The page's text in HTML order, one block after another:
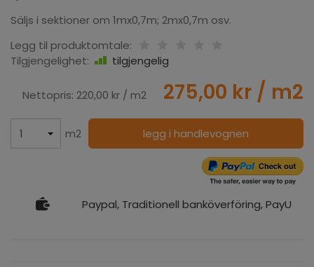
Säljs i sektioner om 1mx0,7m; 2mx0,7m osv.
Legg til produktomtale:
Tilgjengelighet:
tilgjengelig
Nettopris: 220,00 kr / m2 275,00 kr / m2
m2 legg i handlevognen
Paypal, Traditionell banköverföring, PayU